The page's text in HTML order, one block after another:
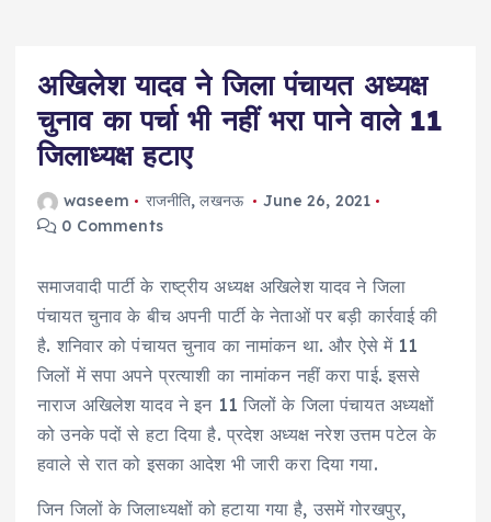
अखिलेश यादव ने जिला पंचायत अध्यक्ष
चुनाव का पर्चा भी नहीं भरा पाने वाले 11
जिलाध्यक्ष हटाए
waseem राजनीति,लखनऊ
June 26, 2021
0 Comments
समाजवादी पार्टी के राष्ट्रीय अध्यक्ष अखिलेश यादव ने जिला
पंचायत चुनाव के बीच अपनी पार्टी के नेताओं पर बड़ी कार्रवाई की
है. शनिवार को पंचायत चुनाव का नामांकन था. और ऐसे में 11
जिलों में सपा अपने प्रत्याशी का नामांकन नहीं करा पाई. इससे
नाराज अखिलेश यादव ने इन 11 जिलों के जिला पंचायत अध्यक्षों
को उनके पदों से हटा दिया है. प्रदेश अध्यक्ष नरेश उत्तम पटेल के
हवाले से रात को इसका आदेश भी जारी करा दिया गया.
जिन जिलों के जिलाध्यक्षों को हटाया गया है, उसमें गोरखपुर,